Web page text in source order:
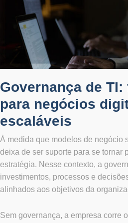
Governança de
para negócios
escaláveis
À medida que modelos de negócio
deixa de ser suporte para se tornar
estratégia. Nesse contexto, a
investimentos, processos e
alinhados aos objetivos da
Sem governança, a empresa corre